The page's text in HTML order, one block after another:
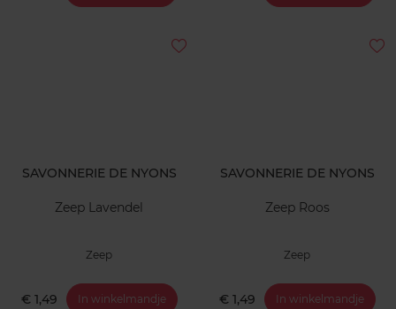
SAVONNERIE DE NYONS
Zeep Lavendel
Zeep
€ 1,49 In winkelmandje
SAVONNERIE DE NYONS
Zeep Roos
Zeep
€ 1,49 In winkelmandje